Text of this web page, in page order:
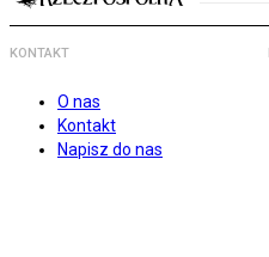
KONTAKT
O nas
Kontakt
Napisz do nas